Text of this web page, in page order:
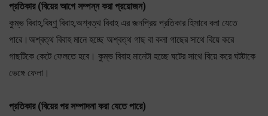
প্রতিকার (বিয়ের আগে সম্পন্ন করা প্রয়োজন)
কুম্ভ বিবাহ,বিষ্ণু বিবাহ,অশ্বত্থ বিবাহ এর জনপ্রিয় প্রতিকার হিসাবে বলা যেতে
পারে।অশ্বত্থ বিবাহ মানে হচ্ছে অশ্বত্থ গাছ বা কলা গাছের সাথে বিয়ে করে
গাছটিকে কেটে ফেলতে হবে। কুম্ভ বিবাহ মানেটা হচ্ছে ঘটের সাথে বিয়ে করে ঘটটাকে
ভেঙ্গে ফেলা।
প্রতিকার (বিয়ের পর সম্পাদনা করা যেতে পারে)